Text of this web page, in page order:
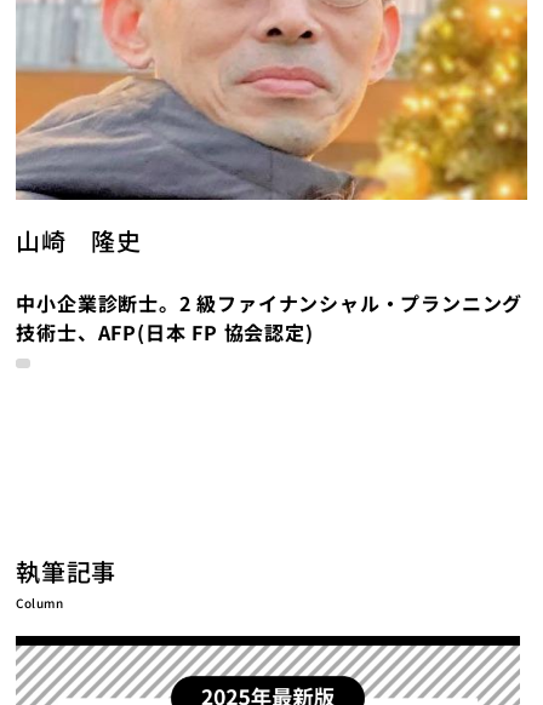
山崎 隆史
中小企業診断士。2 級ファイナンシャル・プランニング
技術士、AFP(日本 FP 協会認定)
執筆記事
Column